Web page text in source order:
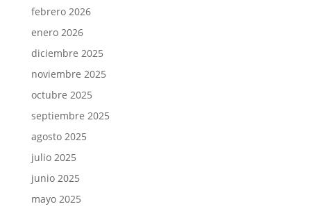
febrero 2026
enero 2026
diciembre 2025
noviembre 2025
octubre 2025
septiembre 2025
agosto 2025
julio 2025
junio 2025
mayo 2025